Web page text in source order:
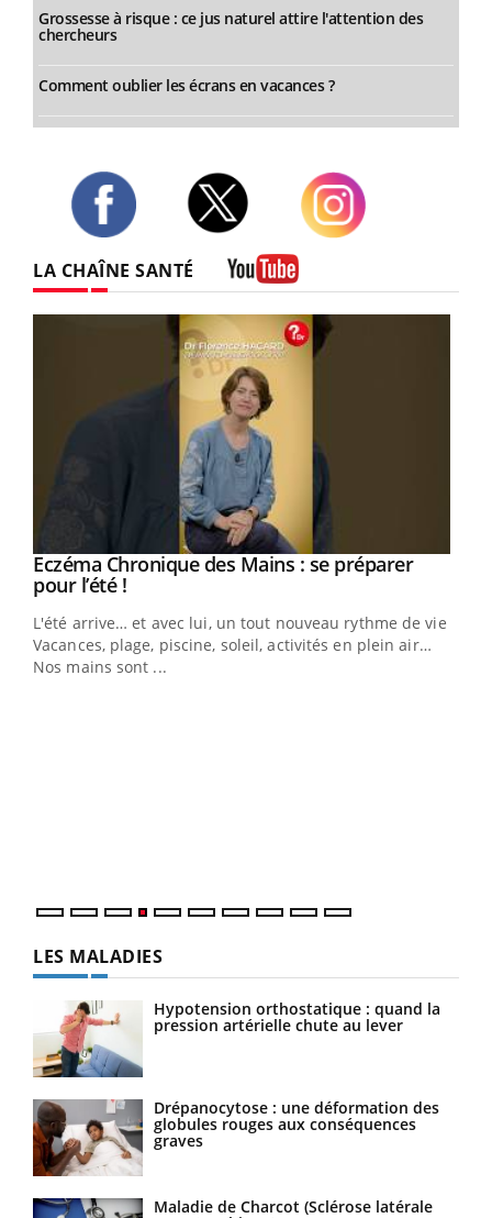
Grossesse à risque : ce jus naturel attire l'attention des
chercheurs
Comment oublier les écrans en vacances ?
LA CHAÎNE SANTÉ
Youtube
Eczéma Chronique des Mains : se préparer
pour l’été !Youtube
L'été arrive… et avec lui, un tout nouveau rythme de vie !
Vacances, plage, piscine, soleil, activités en plein air…
Nos mains sont ...
LES MALADIES
Hypotension orthostatique : quand la
pression artérielle chute au lever
Drépanocytose : une déformation des
globules rouges aux conséquences
graves
Maladie de Charcot (Sclérose latérale